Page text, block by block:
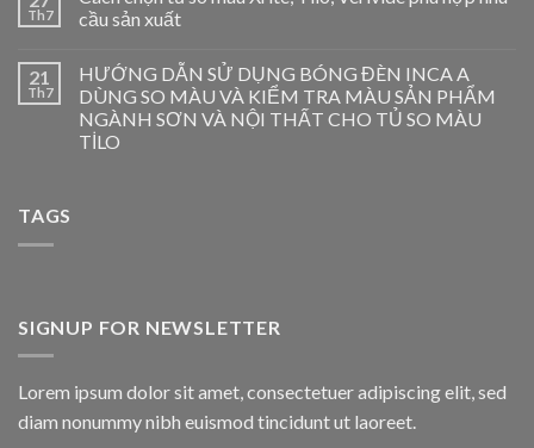
Th7
cầu sản xuất
21
Th7
HƯỚNG DẪN SỬ DỤNG BÓNG ĐÈN INCA A
DÙNG SO MÀU VÀ KIỂM TRA MÀU SẢN PHẨM
NGÀNH SƠN VÀ NỘI THẤT CHO TỦ SO MÀU
TİLO
TAGS
SIGNUP FOR NEWSLETTER
Lorem ipsum dolor sit amet, consectetuer adipiscing elit, sed
diam nonummy nibh euismod tincidunt ut laoreet.